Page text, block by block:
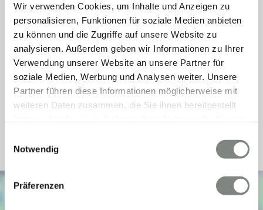
Wir verwenden Cookies, um Inhalte und Anzeigen zu
personalisieren, Funktionen für soziale Medien anbieten
zu können und die Zugriffe auf unsere Website zu
analysieren. Außerdem geben wir Informationen zu Ihrer
Verwendung unserer Website an unsere Partner für
soziale Medien, Werbung und Analysen weiter. Unsere
Partner führen diese Informationen möglicherweise mit
weiteren Daten zusammen, die Sie ihnen bereitgestellt
Cookies, wenn Sie unsere Webseite weiterhin nutzen.
Notwendig
Präferenzen
Energieausweis gültig bis
2036-03-22
Energieausweis Jahrgang
ab dem 1.5.2014
Energieausweis Werteklasse
F
Energieausweis Baujahr
Energieausweis Gebäudeart
Wohngebäude
Heizung
Zentralheizung